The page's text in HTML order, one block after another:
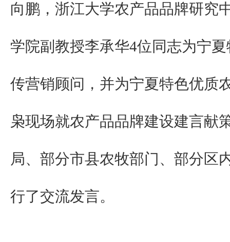
向鹏，浙江大学农产品品牌研究
学院副教授李承华4位同志为宁
传营销顾问，并为宁夏特色优质
枭现场就农产品品牌建设建言献
局、部分市县农牧部门、部分区
行了交流发言。